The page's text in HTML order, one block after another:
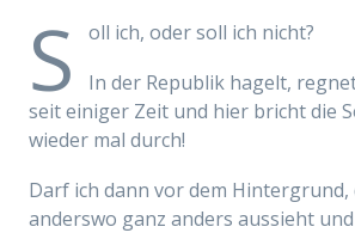
S
oll ich, oder soll ich nicht?
In der Republik hagelt,
seit einiger Zeit und hier bricht die
wieder mal durch!
Darf ich dann vor dem Hintergrund,
anderswo ganz anders aussieht und